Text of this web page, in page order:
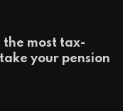
most tax-
your pension